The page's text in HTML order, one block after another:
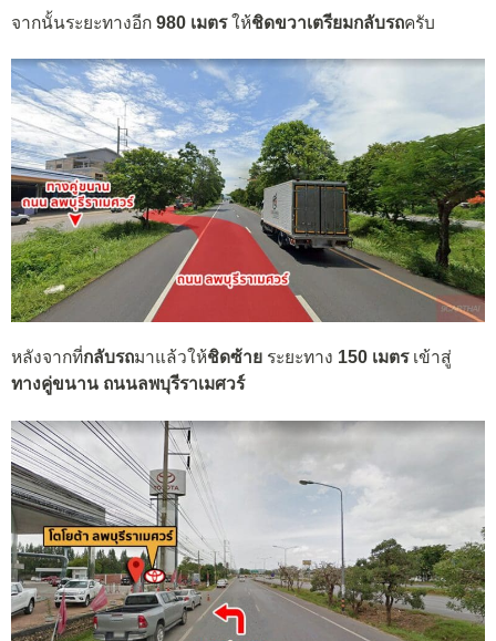
จากนั้นระยะทางอีก 980 เมตรให้ชิดขวาเตรียมกลับรถครับ
หลังจากที่กลับรถมาแล้วให้ชิดซ้าย ระยะทาง 150 เมตรเข้าสู่
ทางคู่ขนาน ถนนลพบุรีราเมศวร์